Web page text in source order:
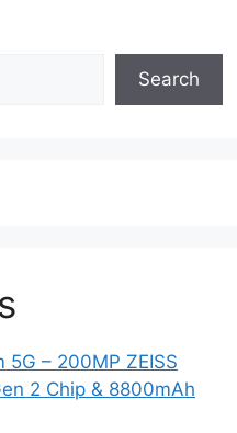
Search
– 200MP ZEISS
2 Chip & 8800mAh